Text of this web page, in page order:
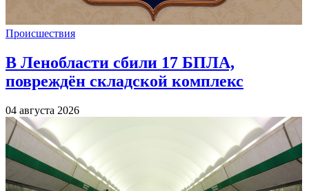
Происшествия
В Ленобласти сбили 17 БПЛА,
повреждён складской комплекс
04 августа 2026